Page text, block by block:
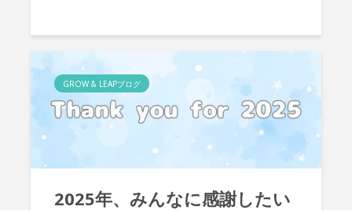
GROW & LEAPブログ
2025年、みんなに感謝したい